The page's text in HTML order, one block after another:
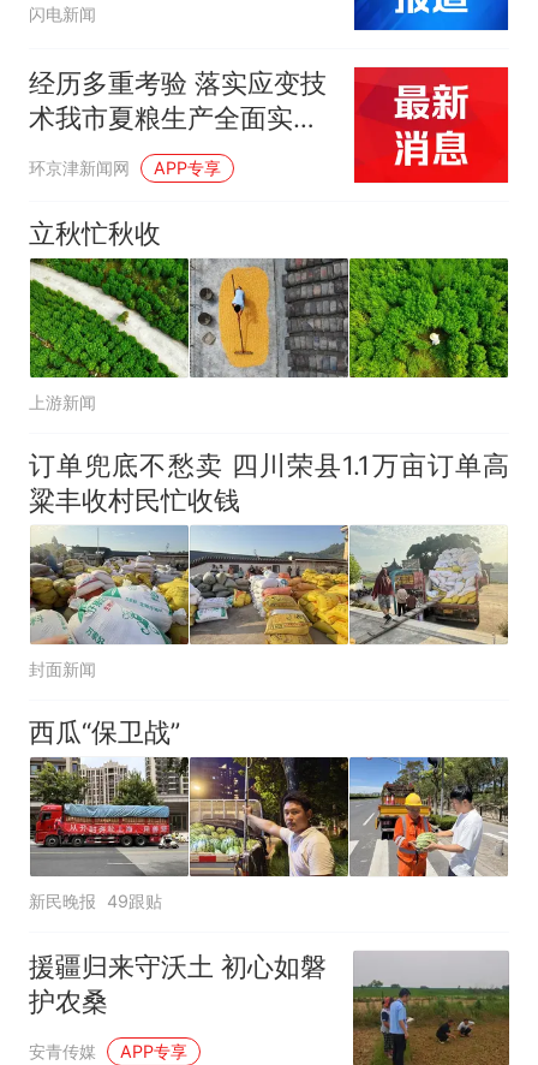
闪电新闻
经历多重考验 落实应变技
术我市夏粮生产全面实现
能种尽种
环京津新闻网 APP专享
立秋忙秋收
上游新闻
订单兜底不愁卖 四川荣县1.1万亩订单高
粱丰收村民忙收钱
封面新闻
西瓜“保卫战”
新民晚报 49跟贴
援疆归来守沃土 初心如磐
护农桑
安青传媒 APP专享